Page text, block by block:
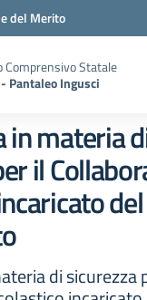
del Merito
Comprensivo Statale
Pantaleo Ingusci
in materia
il
del
di sicurezza